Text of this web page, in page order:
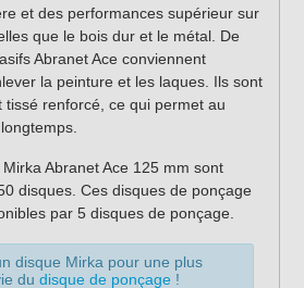
et des performances supérieur sur
que le bois dur et le métal. De
Abranet Ace conviennent
la peinture et les laques. Ils sont
renforcé, ce qui permet au
Abranet Ace 125 mm sont
disques. Ces disques de ponçage
par 5 disques de ponçage.
disque Mirka pour une plus
du disque de ponçage!